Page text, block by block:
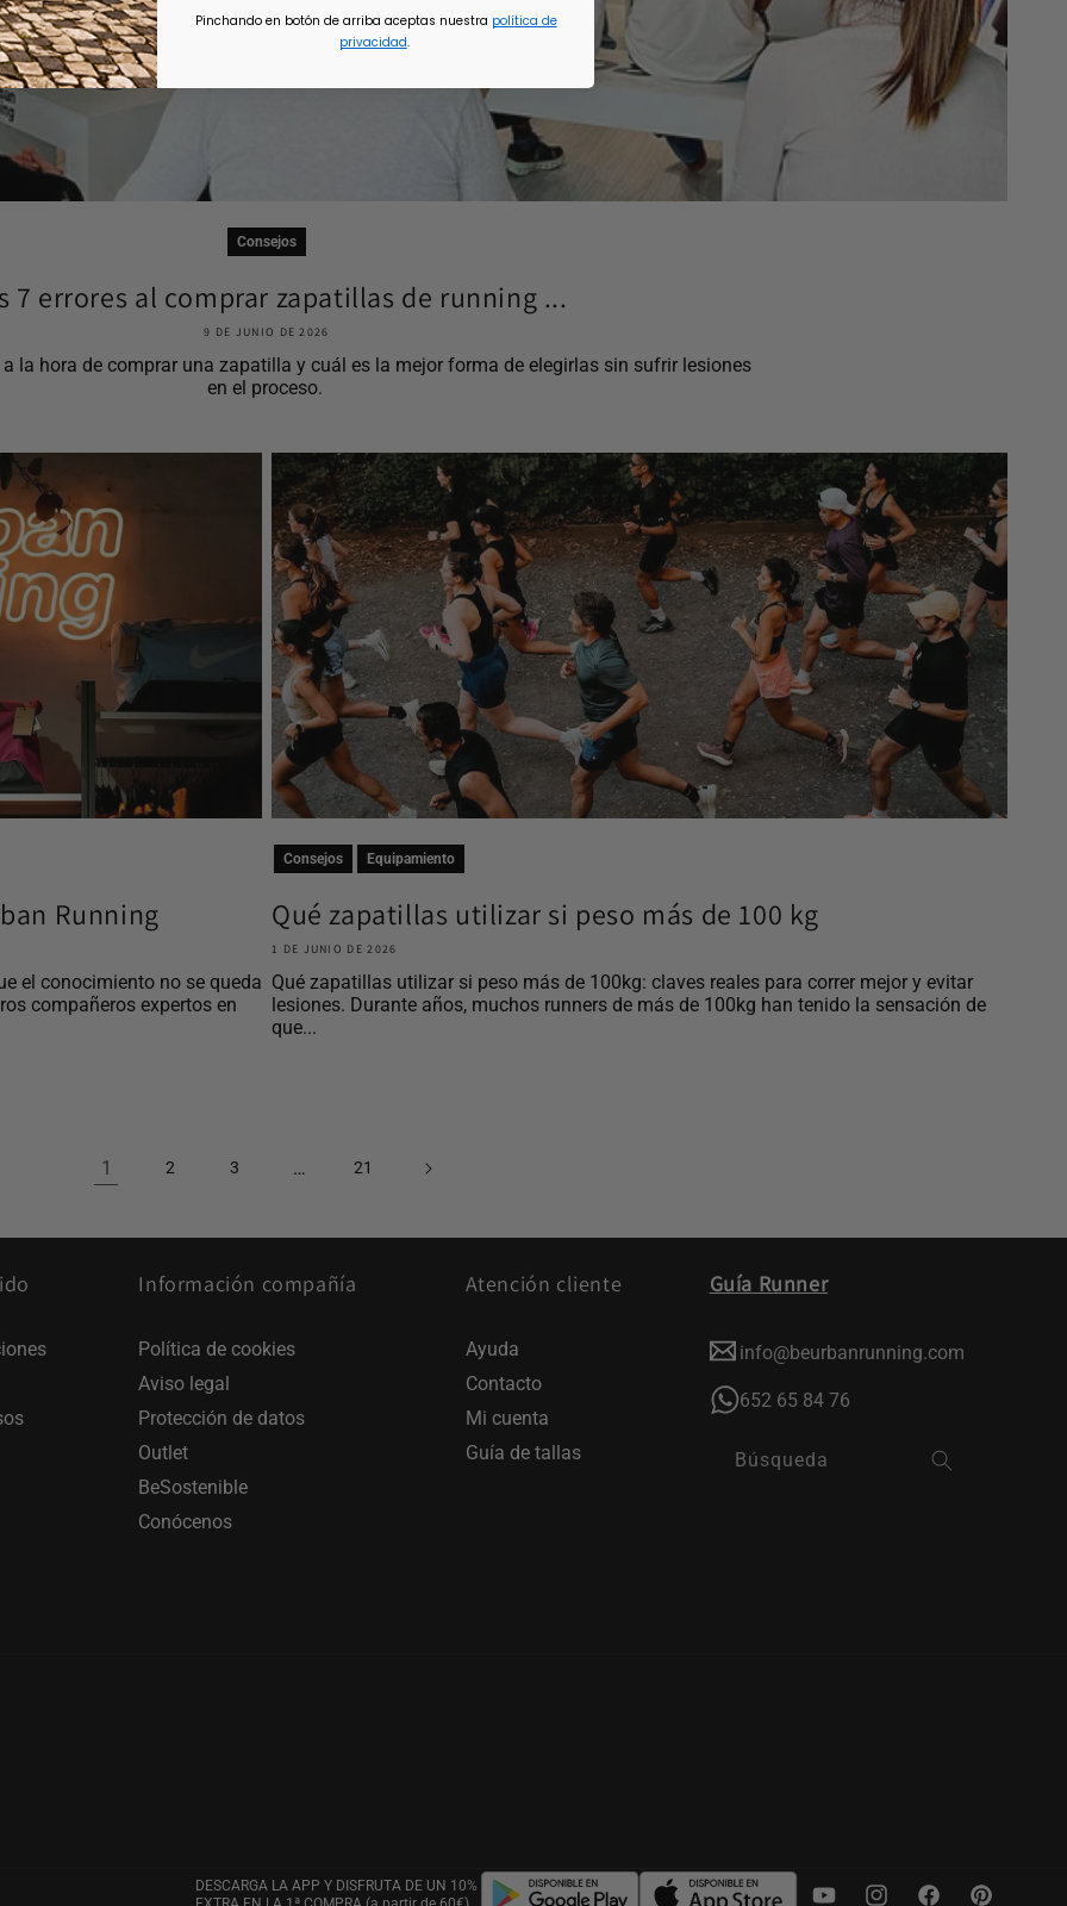
Consejos
7 errores al comprar zapatillas de running ...
9 DE JUNIO DE 2026
la hora de comprar una zapatilla y cuál es la mejor forma de elegirlas sin sufrir lesiones
en el proceso.
Running
el conocimiento no se queda
compañeros expertos en
Consejos Equipamiento
Qué zapatillas utilizar si peso más de 100 kg
1 DE JUNIO DE 2026
Qué zapatillas utilizar si peso más de 100kg: claves reales para correr mejor y evitar
lesiones. Durante años, muchos runners de más de 100kg han tenido la sensación de
que...
1 2 3 … 21
Información compañía
Política de cookies
Aviso legal
Protección de datos
Outlet
BeSostenible
Conócenos
Atención cliente
Ayuda
Contacto
Mi cuenta
Guía de tallas
Guía Runner
info@beurbanrunning.com
652 65 84 76
Búsqueda
DESCARGA LA APP Y DISFRUTA DE UN 10%
Pinchando en botón de arriba aceptas nuestra política de
privacidad.